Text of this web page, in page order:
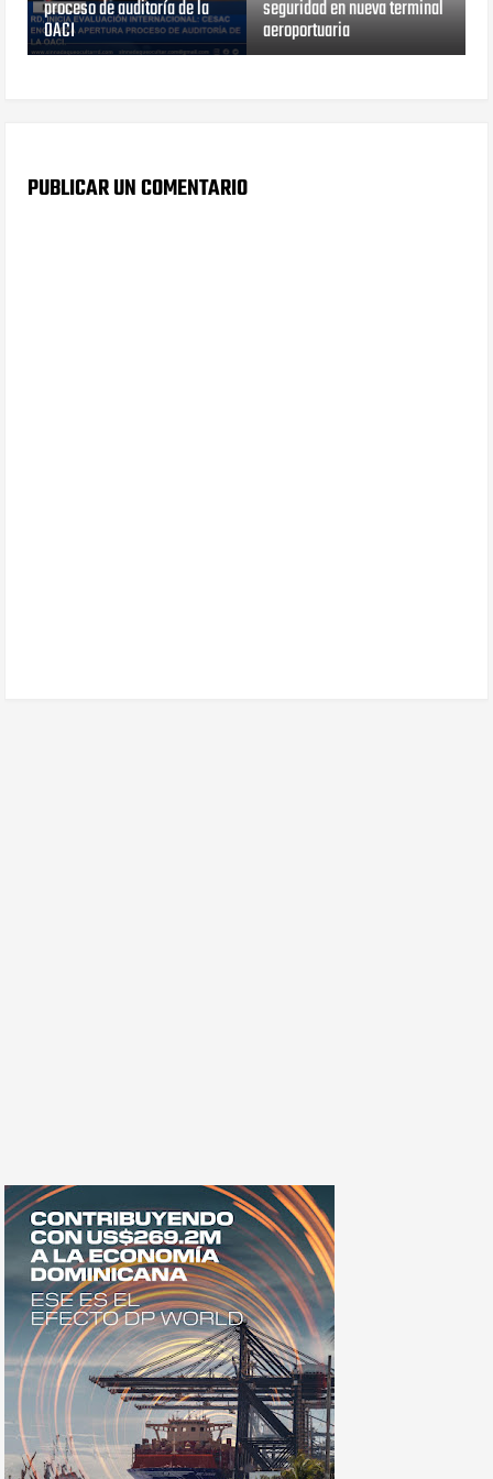
proceso de auditoría de la
OACI
seguridad en nueva terminal
aeroportuaria
PUBLICAR UN COMENTARIO